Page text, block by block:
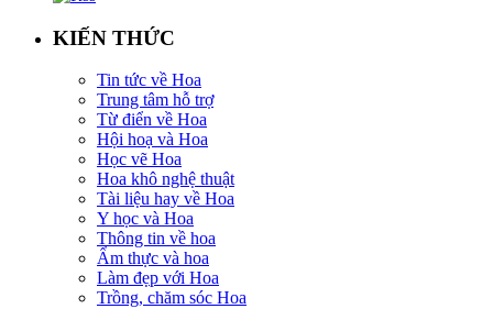
KIẾN THỨC
Tin tức về Hoa
Trung tâm hỗ trợ
Từ điển về Hoa
Hội hoạ và Hoa
Học vẽ Hoa
Hoa khô nghệ thuật
Tài liệu hay về Hoa
Y học và Hoa
Thông tin về hoa
Ẩm thực và hoa
Làm đẹp với Hoa
Trồng, chăm sóc Hoa